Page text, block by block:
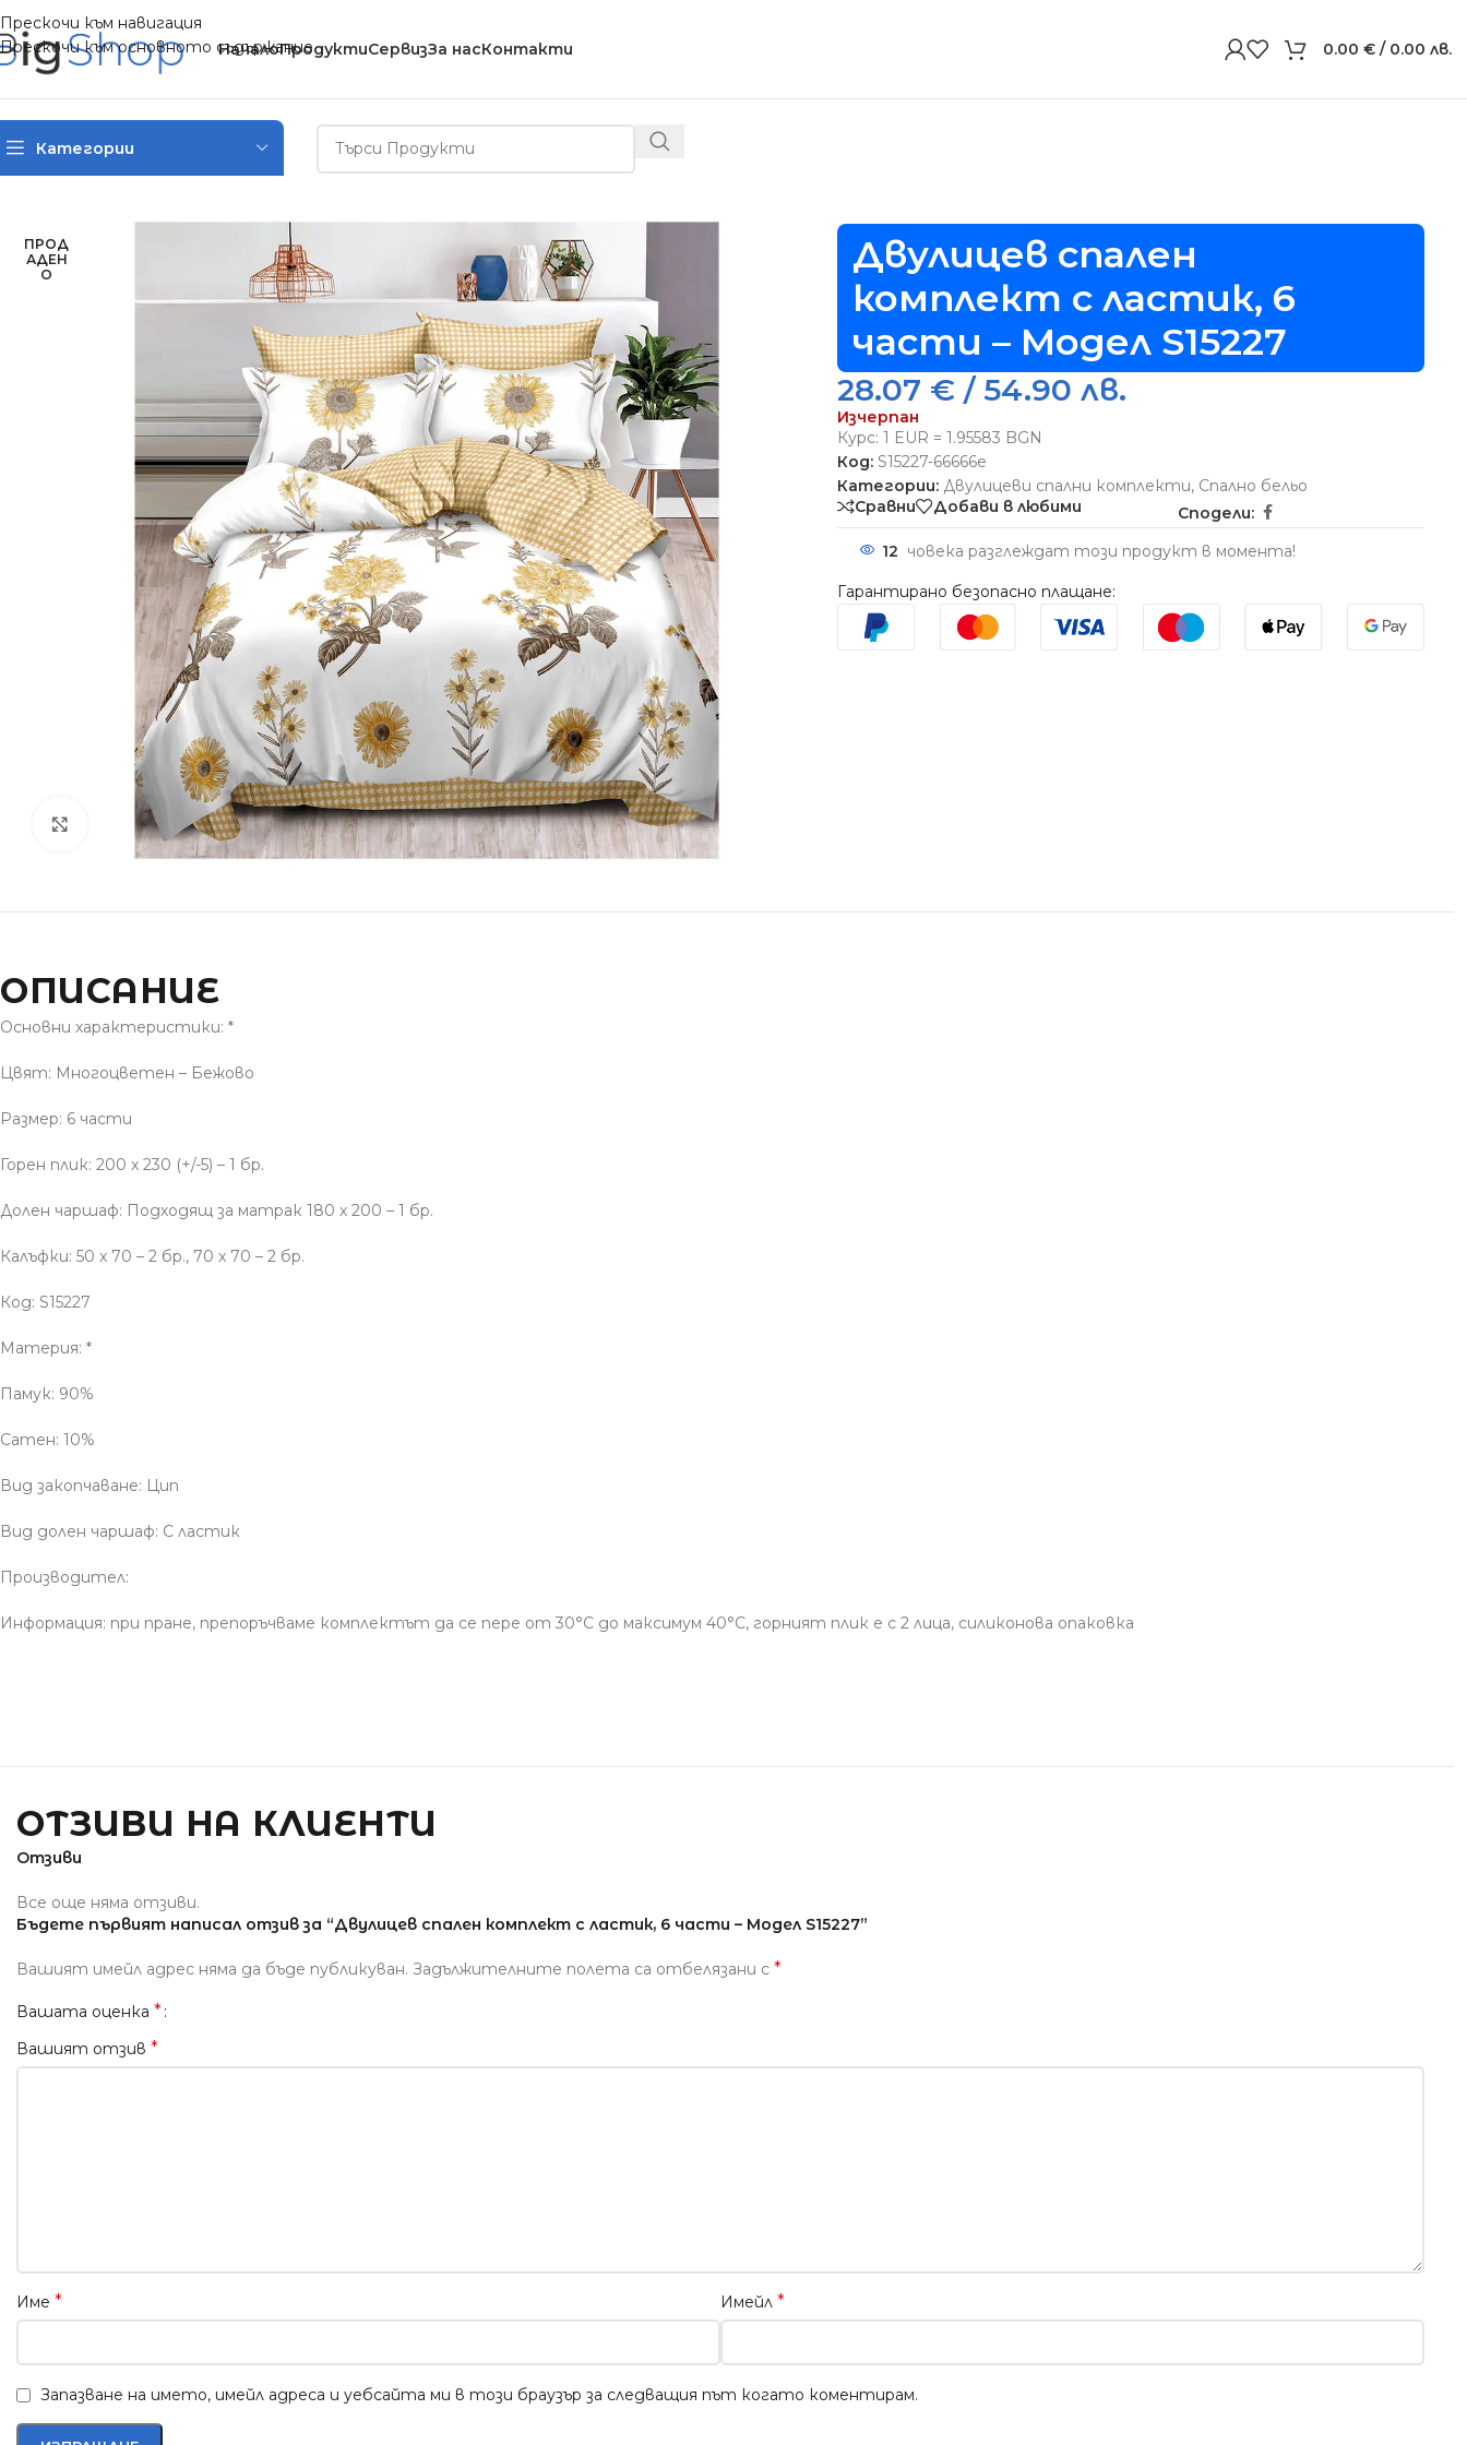
Прескочи към навигация
Прескочи към основното съдържание
НачалоПродуктиСервизЗа насКонтакти 0.00 € / 0.00 лв.
Категории
ПРОД
АДЕН
О
Виж повече
Двулицев спален
комплект с ластик, 6
части – Модел S15227
28.07 € / 54.90 лв.
Изчерпан
Курс: 1 EUR = 1.95583 BGN
Код: S15227-66666e
Категории: Двулицеви спални комплекти, Спално бельо
Сравни
Добави в любими
Сподели:
12 човека разглеждат този продукт в момента!
Гарантирано безопасно плащане:
ОПИСАНИЕ
Основни характеристики: *
Цвят: Многоцветен – Бежово
Размер: 6 части
Горен плик: 200 x 230 (+/-5) – 1 бр.
Долен чаршаф: Подходящ за матрак 180 x 200 – 1 бр.
Калъфки: 50 x 70 – 2 бр., 70 x 70 – 2 бр.
Код: S15227
Материя: *
Памук: 90%
Сатен: 10%
Вид закопчаване: Цип
Вид долен чаршаф: С ластик
Производител:
Информация: при пране, препоръчваме комплектът да се пере от 30°С до максимум 40°С, горният плик е с 2 лица, силиконова опаковка
ОТЗИВИ НА КЛИЕНТИ
Отзиви
Все още няма отзиви.
Бъдете първият написал отзив за “Двулицев спален комплект с ластик, 6 части – Модел S15227”
Вашият имейл адрес няма да бъде публикуван. Задължителните полета са отбелязани с *
Вашата оценка *
Вашият отзив *
Име * Имейл *
Запазване на името, имейл адреса и уебсайта ми в този браузър за следващия път когато коментирам.